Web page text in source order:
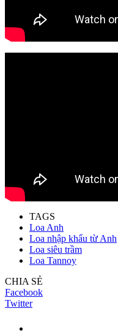
TAGS
Loa Anh
Loa nhập khẩu từ Anh
Loa siêu trầm
Loa Tannoy
CHIA SẺ
Facebook
Twitter